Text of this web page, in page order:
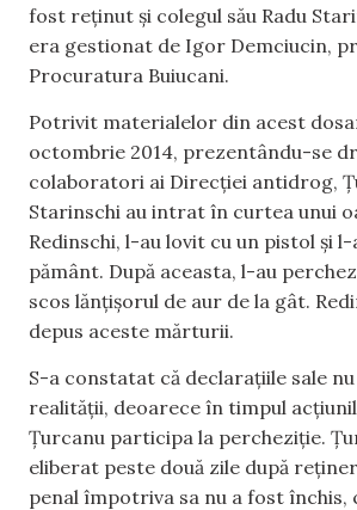
fost reținut și colegul său Radu
era gestionat de Igor Demciucin,
Procuratura Buiucani.
Potrivit materialelor din acest
octombrie 2014, prezentându-se
colaboratori ai Direcției antidrog,
Starinschi au intrat în curtea unui
Redinschi, l-au lovit cu un pistol și
pământ. După aceasta, l-au
scos lănțișorul de aur de la gât.
depus aceste mărturii.
S-a constatat că declarațiile sale
realității, deoarece în timpul
Țurcanu participa la percheziție.
eliberat peste două zile după
penal împotriva sa nu a fost închis,